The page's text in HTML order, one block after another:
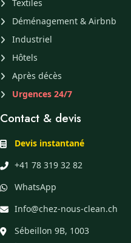
Textiles
Déménagement & Airbnb
Industriel
Hôtels
Après décès
Urgences 24/7
Contact & devis
Devis instantané
+41 78 319 32 82
WhatsApp
Info@chez-nous-clean.ch
Sébeillon 9B, 1003